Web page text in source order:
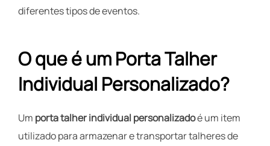
diferentes tipos de eventos.
O que é um Porta Talher
Individual Personalizado?
Um porta talher individual personalizadoé um item
utilizado para armazenar e transportar talheres de